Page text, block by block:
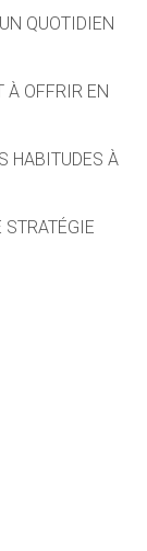
QUOTIDIEN
À OFFRIR EN
HABITUDES À
STRATÉGIE